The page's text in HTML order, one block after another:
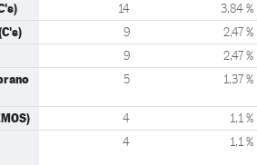
14 3,84 %
9 2,47 %
9 2,47 %
5 1,37 %
4 1,1 %
4 1,1 %